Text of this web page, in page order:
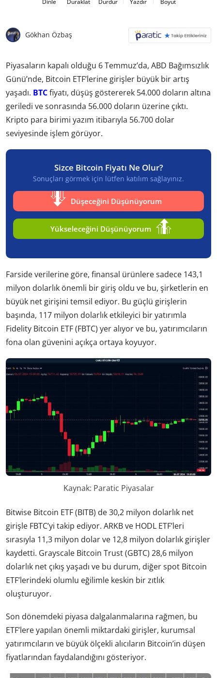
Gökhan Özbaş
Piyasaların kapalı olduğu 6 Temmuz’da, ABD Bağımsızlık
Günü’nde, Bitcoin ETF’lerine girişler büyük bir artış
yaşadı. BTCfiyatı, düşüş göstererek 54.000 doların altına
geriledi ve sonrasında 56.000 doların üzerine çıktı.
Kripto para birimi yazım itibarıyla 56.700 dolar
seviyesinde işlem görüyor.
Sizce Bitcoin Fiyatı Ne Olur?
Sonuçları görmek için lütfen katılım sağlayınız.
Düşeceğini Düşünüyorum
Yükseleceğini Düşünüyorum
Farside verilerine göre, finansal ürünlere sadece 143,1
milyon dolarlık önemli bir giriş oldu ve bu, şirketlerin en
büyük net girişini temsil ediyor. Bu güçlü girişlerin
başında, 117 milyon dolarlık etkileyici bir yatırımla
Fidelity Bitcoin ETF (FBTC) yer alıyor ve bu, yatırımcıların
fona olan güvenini açıkça ortaya koyuyor.
Kaynak: Paratic Piyasalar
Bitwise Bitcoin ETF (BITB) de 30,2 milyon dolarlık net
girişle FBTC’yi takip ediyor. ARKB ve HODL ETF’leri
sırasıyla 11,3 milyon dolar ve 12,8 milyon dolarlık girişler
kaydetti. Grayscale Bitcoin Trust (GBTC) 28,6 milyon
dolarlık net çıkış yaşadı ve bu durum, diğer spot Bitcoin
ETF’lerindeki olumlu eğilimle keskin bir zıtlık
oluşturuyor.
Son dönemdeki piyasa dalgalanmalarına rağmen, bu
ETF’lere yapılan önemli miktardaki girişler, kurumsal
yatırımcıların ve büyük ölçekli alıcıların Bitcoin’in düşen
fiyatlarından faydalandığını gösteriyor.